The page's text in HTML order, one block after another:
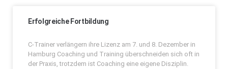
Erfolgreiche Fortbildung
C-Trainer verlängern ihre Lizenz am 7. und 8. Dezember in
Hamburg Coaching und Training überschneiden sich oft in
der Praxis, trotzdem ist Coaching eine eigene Disziplin.